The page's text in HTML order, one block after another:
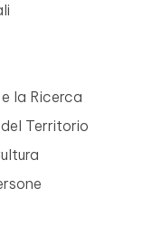
la Ricerca
Territorio